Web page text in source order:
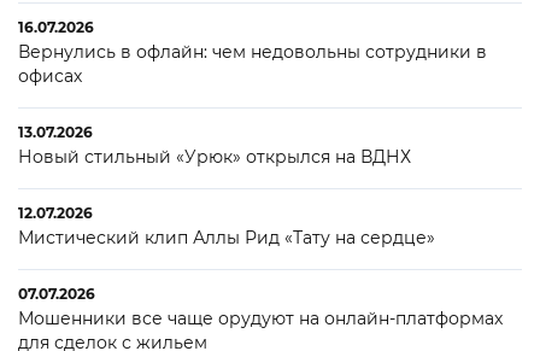
16.07.2026
Вернулись в офлайн: чем недовольны сотрудники в
офисах
13.07.2026
Новый стильный «Урюк» открылся на ВДНХ
12.07.2026
Мистический клип Аллы Рид «Тату на сердце»
07.07.2026
Мошенники все чаще орудуют на онлайн-платформах
для сделок с жильем